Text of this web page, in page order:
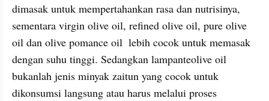
dimasak untuk mempertahankan rasa dan nutrisinya,
sementara virgin olive oil, refined olive oil, pure olive
oil dan olive pomance oil  lebih cocok untuk memasak
dengan suhu tinggi. Sedangkan lampanteolive oil
bukanlah jenis minyak zaitun yang cocok untuk
dikonsumsi langsung atau harus melalui proses